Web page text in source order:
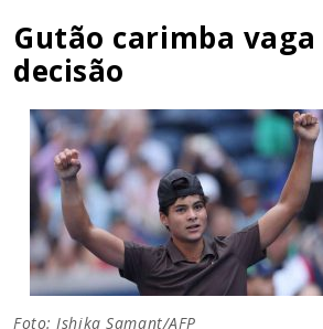
Gutão carimba vaga
decisão
Foto: Ishika Samant/AFP